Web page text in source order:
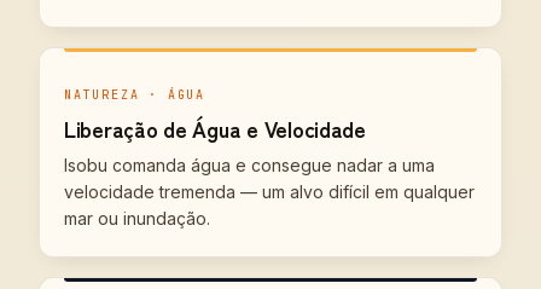
NATUREZA · ÁGUA
Liberação de Água e Velocidade
Isobu comanda água e consegue nadar a uma
velocidade tremenda — um alvo difícil em qualquer
mar ou inundação.